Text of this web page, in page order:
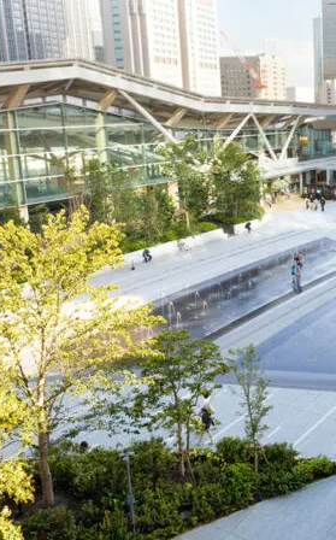
この画像の記事を